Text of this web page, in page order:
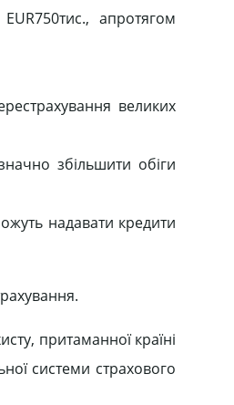
апротягом
великих
збільшити обіги
надавати кредити
притаманної країні
системи страхового